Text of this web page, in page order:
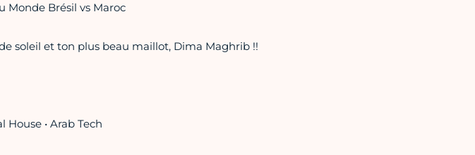
Monde Brésil vs Maroc
soleil et ton plus beau maillot, Dima Maghrib !!
House • Arab Tech